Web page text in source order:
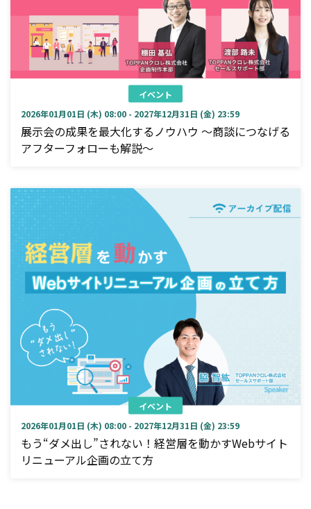
イベント
2026年01月01日 (木) 08:00 - 2027年12月31日 (金) 23:59
展示会の成果を最大化するノウハウ ～商談につなげる
アフターフォローも解説～
イベント
2026年01月01日 (木) 08:00 - 2027年12月31日 (金) 23:59
もう“ダメ出し”されない！経営層を動かすWebサイト
リニューアル企画の立て方